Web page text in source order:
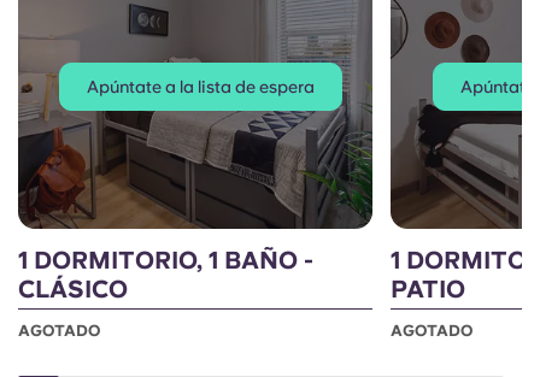
Apúntate a la lista de espera
1 DORMITORIO, 1 BAÑO -
CLÁSICO
AGOTADO
Apúntate
1
PATIO
AGOTADO